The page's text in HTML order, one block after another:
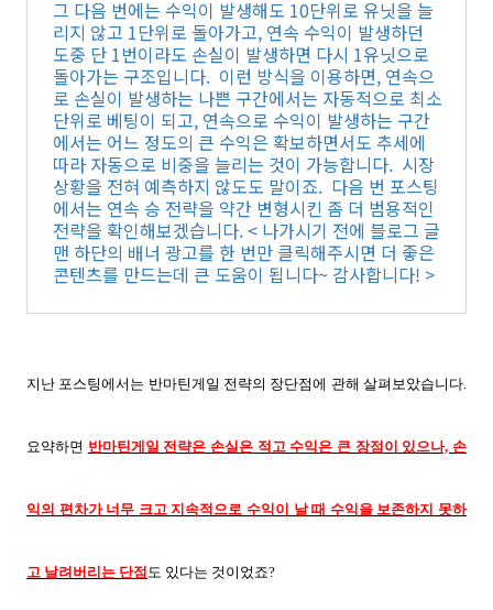
그 다음 번에는 수익이 발생해도 10단위로 유닛을 늘
리지 않고 1단위로 돌아가고, 연속 수익이 발생하던
도중 단 1번이라도 손실이 발생하면 다시 1유닛으로
돌아가는 구조입니다. 이런 방식을 이용하면, 연속으
로 손실이 발생하는 나쁜 구간에서는 자동적으로 최소
단위로 베팅이 되고, 연속으로 수익이 발생하는 구간
에서는 어느 정도의 큰 수익은 확보하면서도 추세에
따라 자동으로 비중을 늘리는 것이 가능합니다. 시장
상황을 전혀 예측하지 않도도 말이죠. 다음 번 포스팅
에서는 연속 승 전략을 약간 변형시킨 좀 더 범용적인
전략을 확인해보겠습니다. < 나가시기 전에 블로그 글
맨 하단의 배너 광고를 한 번만 클릭해주시면 더 좋은
콘텐츠를 만드는데 큰 도움이 됩니다~ 감사합니다! >
지난 포스팅에서는 반마틴게일 전략의 장단점에 관해 살펴보았습니다.
요약하면 반마틴게일 전략은 손실은 적고 수익은 큰 장점이 있으나, 손
익의 편차가 너무 크고 지속적으로 수익이 날 때 수익을 보존하지 못하
고 날려버리는 단점 도 있다는 것이었죠?